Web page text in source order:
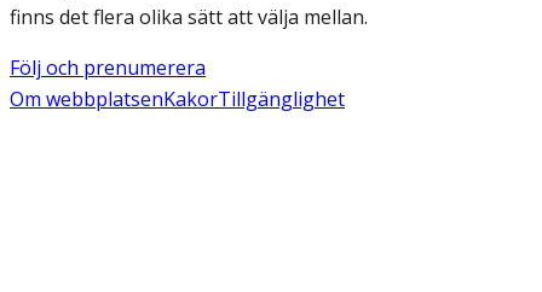
finns det flera olika sätt att välja mellan.
Följ och prenumerera
Om webbplatsenKakorTillgänglighet